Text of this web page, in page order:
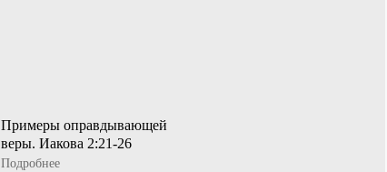
Примеры оправдывающей
веры. Иакова 2:21-26
Подробнее